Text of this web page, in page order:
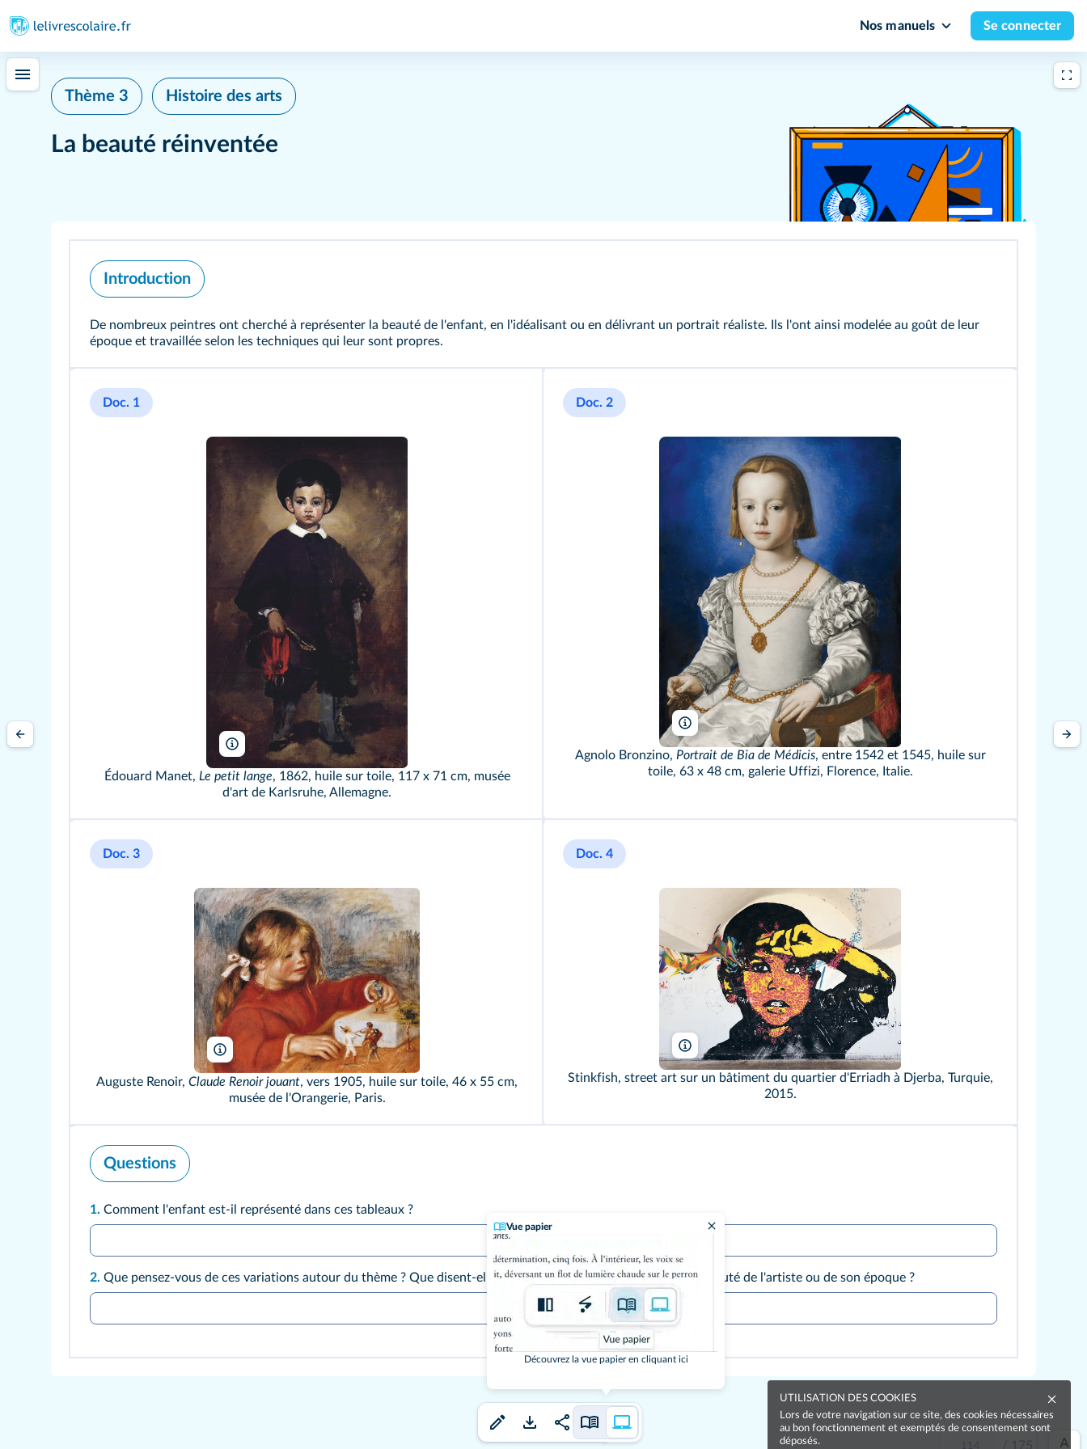
Nos manuels Se connecter
/ 175
Vue papier
Découvrez la vue papier en cliquant ici
Thème 3 Histoire des arts
La beauté réinventée
Introduction
De nombreux peintres ont cherché à représenter la beauté de l'enfant, en l'idéalisant ou en délivrant un portrait réaliste. Ils l'ont ainsi modelée au goût de leur
époque et travaillée selon les techniques qui leur sont propres.
Doc. 1
Rlbberlin/Wikimedia
Édouard Manet, Le petit lange, 1862, huile sur toile, 117 x 71 cm, musée
d'art de Karlsruhe, Allemagne.
Doc. 2
Slowking4/Wikimedia
Agnolo Bronzino, Portrait de Bia de Médicis, entre 1542 et 1545, huile sur
toile, 63 x 48 cm, galerie Uffizi, Florence, Italie.
Doc. 3
Oxxo/Wikimedia
Auguste Renoir, Claude Renoir jouant, vers 1905, huile sur toile, 46 x 55 cm,
musée de l'Orangerie, Paris.
Doc. 4
Abaca Press/Alamy
Stinkfish, street art sur un bâtiment du quartier d'Erriadh à Djerba, Turquie,
2015.
Questions
1. Comment l'enfant est-il représenté dans ces tableaux ?
2. Que pensez-vous de ces variations autour du thème ? Que disent-elles, selon vous, de la conception de la beauté de l'artiste ou de son époque ?
UTILISATION DES COOKIES
Lors de votre navigation sur ce site, des cookies nécessaires
au bon fonctionnement et exemptés de consentement sont
déposés.